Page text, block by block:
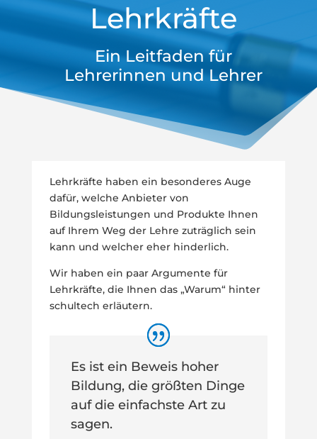
Lehrkräfte
Ein Leitfaden für
Lehrerinnen und Lehrer
Lehrkräfte haben ein besonderes Auge
dafür, welche Anbieter von
Bildungsleistungen und Produkte Ihnen
auf Ihrem Weg der Lehre zuträglich sein
kann und welcher eher hinderlich.
Wir haben ein paar Argumente für
Lehrkräfte, die Ihnen das „Warum“ hinter
schultech erläutern.
Es ist ein Beweis hoher
Bildung, die größten Dinge
auf die einfachste Art zu
sagen.